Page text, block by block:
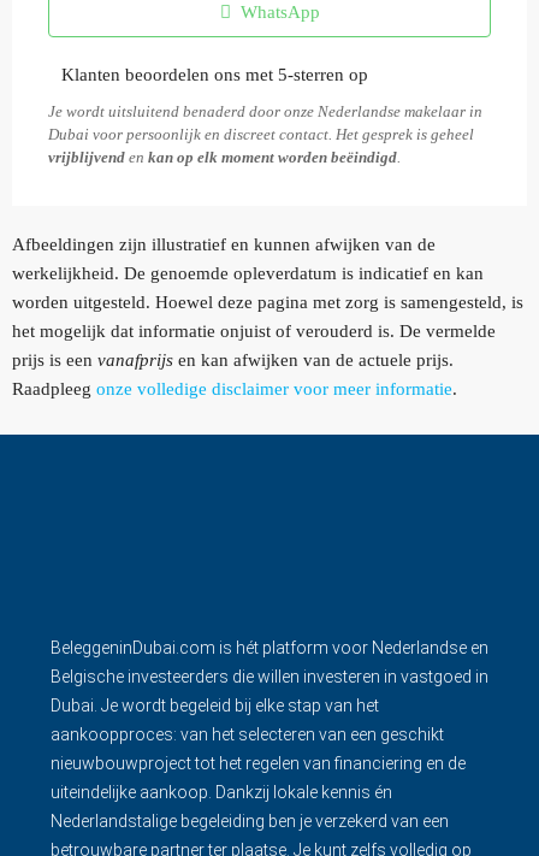
WhatsApp
Klanten beoordelen ons met 5-sterren op
Je wordt uitsluitend benaderd door onze Nederlandse makelaar in
Dubai voor persoonlijk en discreet contact. Het gesprek is geheel
vrijblijvend en kan op elk moment worden beëindigd.
Afbeeldingen zijn illustratief en kunnen afwijken van de
werkelijkheid. De genoemde opleverdatum is indicatief en kan
worden uitgesteld. Hoewel deze pagina met zorg is samengesteld, is
het mogelijk dat informatie onjuist of verouderd is. De vermelde
prijs is een vanafprijs en kan afwijken van de actuele prijs.
Raadpleeg onze volledige disclaimer voor meer informatie.
BeleggeninDubai.com is hét platform voor Nederlandse en
Belgische investeerders die willen investeren in vastgoed in
Dubai. Je wordt begeleid bij elke stap van het
aankoopproces: van het selecteren van een geschikt
nieuwbouwproject tot het regelen van financiering en de
uiteindelijke aankoop. Dankzij lokale kennis én
Nederlandstalige begeleiding ben je verzekerd van een
betrouwbare partner ter plaatse. Je kunt zelfs volledig op